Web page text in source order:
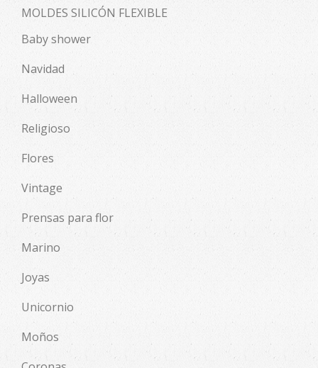
MOLDES SILICÓN FLEXIBLE
Baby shower
Navidad
Halloween
Religioso
Flores
Vintage
Prensas para flor
Marino
Joyas
Unicornio
Moños